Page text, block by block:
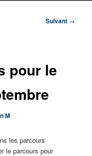
Suivant →
pour le
M
les parcours
le parcours pour